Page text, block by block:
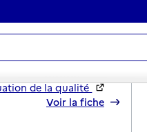
de la qualité
Voir la fiche